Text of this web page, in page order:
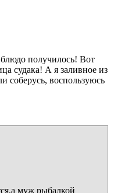
получилось! Вот
судака! А я заливное из
соберусь, воспользуюсь
муж рыбалкой